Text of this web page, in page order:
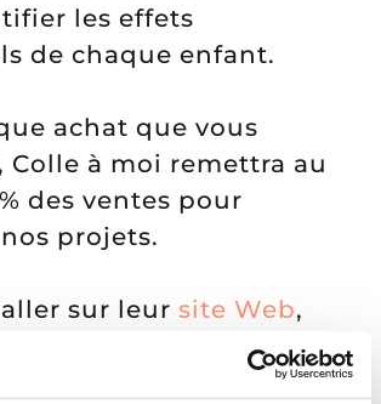
les effets
de chaque enfant.
achat que vous
Colle à moi remettra au
% des ventes pour
projets.
sur leur site Web,
Centre d’animation